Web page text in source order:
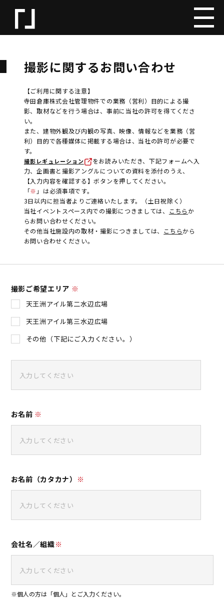
撮影に関するお問い合わせ
【ご利用に関する注意】
寺田倉庫株式会社管理物件での業務（営利）目的による撮
影、取材などを行う場合は、事前に当社の許可を得てくださ
い。
また、建物外観及び内観の写真、映像、情報などを業務（営
利）目的で各種媒体に掲載する場合は、当社の許可が必要で
す。
撮影レギュレーション
をお読みいただき、下記フォームへ入
力、企画書と撮影アングルについての資料を添付のうえ、
【入力内容を確認する】ボタンを押してください。
「※ 」は必須事項です。
3日以内に担当者よりご連絡いたします。（土日祝除く）
当社イベントスペース内での撮影につきましては、
こちら か
らお問い合わせください。
その他当社施設内の取材・撮影につきましては、
こちらから
お問い合わせください。
撮影ご希望エリア ※
天王洲アイル第二水辺広場
天王洲アイル第三水辺広場
その他（下記にご入力ください。）
お名前 ※
お名前（カタカナ） ※
会社名／組織※
※個人の方は「個人」とご入力ください。